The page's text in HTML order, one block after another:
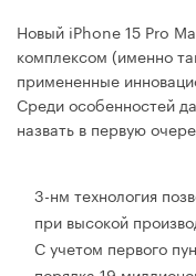
Новый iPhone 15 Pro
комплексом (именно
примененные
Среди особенностей
назвать в первую
3-нм технология
при высокой
С учетом первого